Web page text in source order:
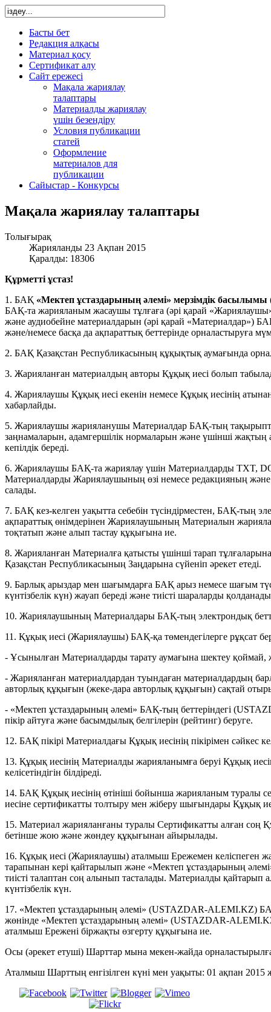
Басты бет
Редакция алқасы
Материал қосу
Сертификат алу
Сайт ережесі
Мақала жариялау
талаптары
Материалды жариялау
үшін безендіру
Условия публикации
статей
Оформление
материалов для
публикации
Сайыстар - Конкурсы
Мақала жариялау талаптары
Толығырақ
Жарияланды 23 Ақпан 2015
Қаралды: 18306
Құрметті ұстаз!
1. БАҚ «Мектеп ұстаздарының әлемі» мерзімдік
БАҚ-та жарияланым жасаушы тұлғаға (әрі қарай
және аудиобейне материалдарын (әрі қарай «Материалдар»)
және/немесе басқа да ақпараттық беттерінде орналастыруға
2. БАҚ Қазақстан Республикасының құқықтық аумағында
3. Жарияланған материалдың авторы Құқық иесі болып
4. Жариялаушы Құқық иесі екенін немесе Құқық иесінің
хабарлайды.
5. Жариялаушы жарияланушы Материалдар БАҚ-тың
заңнамаларын, адамгершілік нормаларын және үшінші
кепілдік береді.
6. Жариялаушы БАҚ-та жариялау үшін Материалдарды TXT,
Материалдарды Жариялаушының өзі немесе редакцияның
салады.
7. БАҚ кез-келген уақытта себебін түсіндірместен, БАҚ-тың
ақпараттық өнімдерінен Жариялаушының Материалын
тоқтатып және алып тастау құқығына ие.
8. Жарияланған Материалға қатысты үшінші тарап
Қазақстан Республикасының Заңдарына сүйеніп әрекет етеді.
9. Барлық арыздар мен шағымдарға БАҚ арыз немесе шағым
күнтізбелік күн) жауап береді және тиісті шараларды
10. Жариялаушының Материалдары БАҚ-тың электрондық
11. Құқық иесі (Жариялаушы) БАҚ-қа төмендегілерге рұқсат
- Ұсынылған Материалдарды тарату аумағына шектеу қоймай,
- Жарияланған материалдардан туындаған материалдардың
авторлық құқығын (жеке-дара авторлық құқығын) сақтай
- «Мектеп ұстаздарының әлемі» БАҚ-тың беттеріндегі
пікір айтуға және басымдылық белгілерін (рейтинг) беруге.
12. БАҚ пікірі Материалдағы Құқық иесінің пікірімен сәйкес
13. Құқық иесінің Материалды жарияланымға беруі Құқық
келісетіндігін білдіреді.
14. БАҚ Құқық иесінің өтініші бойынша жарияланым туралы
иесіне сертификатты толтыру мен жіберу шығындары Құқық
15. Материал жарияланғаны туралы Сертификатты алған соң
бетінше жою және жөндеу құқығынан айырылады.
16. Құқық иесі (Жариялаушы) аталмыш Ережемен келіспеген
тарапынан кері қайтарылып және «Мектеп ұстаздарының
тиісті талаптан соң алынып тасталады. Материалды қайтарып
күнтізбелік күн.
17. «Мектеп ұстаздарының әлемі» (USTAZDAR-ALEMI.KZ)
жөнінде «Мектеп ұстаздарының әлемі» (USTAZDAR-
аталмыш Ережені біржақты өзгерту құқығына ие.
Осы (әрекет етуші) Шарттар мына мекен-жайда
Аталмыш Шарттың енгізілген күні мен уақыты: 01 ақпан